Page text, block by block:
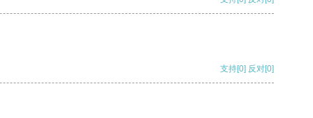
支持[0] 反对[0]